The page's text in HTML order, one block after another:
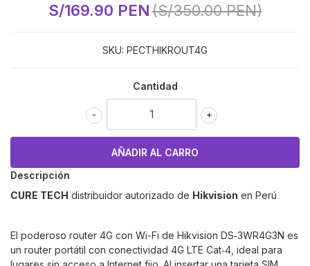
S/169.90 PEN(S/350.00 PEN)
SKU: PECTHIKROUT4G
Cantidad
+
-
Descripción
CURE TECH distribuidor autorizado de Hikvision en Perú
El poderoso router 4G con Wi-Fi de Hikvision DS‑3WR4G3N es
un router portátil con conectividad 4G LTE Cat‑4, ideal para